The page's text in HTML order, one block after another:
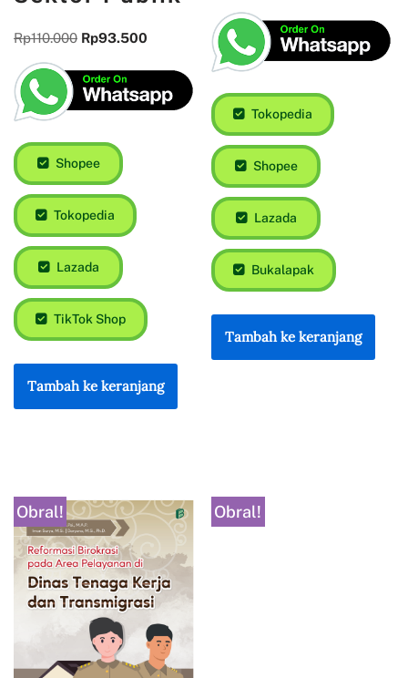
Rp110.000 Rp93.500
Shopee
Tokopedia
Lazada
TikTok Shop
Tambah ke keranjang
Tokopedia
Shopee
Lazada
Bukalapak
Tambah ke keranjang
Obral! Obral!